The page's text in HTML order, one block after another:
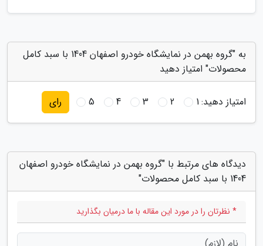
به "گروه بهمن در نمایشگاه خودرو اصفهان 1404 با سبد کامل
محصولات" امتیاز دهید
امتیاز دهید:1
2
3
4
5 رای
دیدگاه های مرتبط با "گروه بهمن در نمایشگاه خودرو اصفهان
1404 با سبد کامل محصولات"
* نظرتان را در مورد این مقاله با ما درمیان بگذارید